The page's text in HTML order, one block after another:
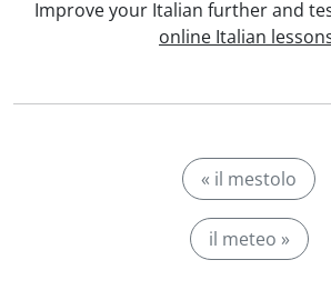
Improve your Italian further and
online Italian
« il mestolo
il meteo »